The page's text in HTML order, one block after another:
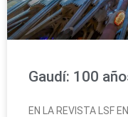
Gaudí: 100
EN LA REVISTA LSF